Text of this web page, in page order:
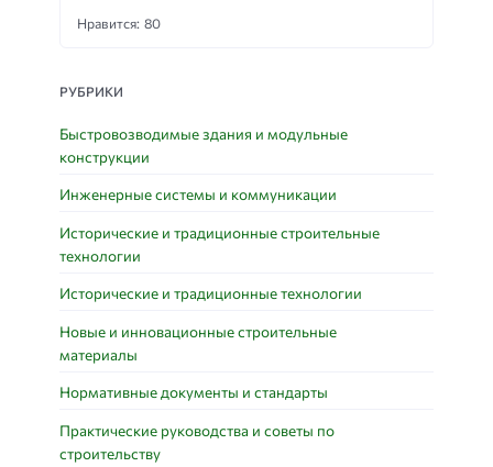
Нравится: 80
РУБРИКИ
Быстровозводимые здания и модульные
конструкции
Инженерные системы и коммуникации
Исторические и традиционные строительные
технологии
Исторические и традиционные технологии
Новые и инновационные строительные
материалы
Нормативные документы и стандарты
Практические руководства и советы по
строительству